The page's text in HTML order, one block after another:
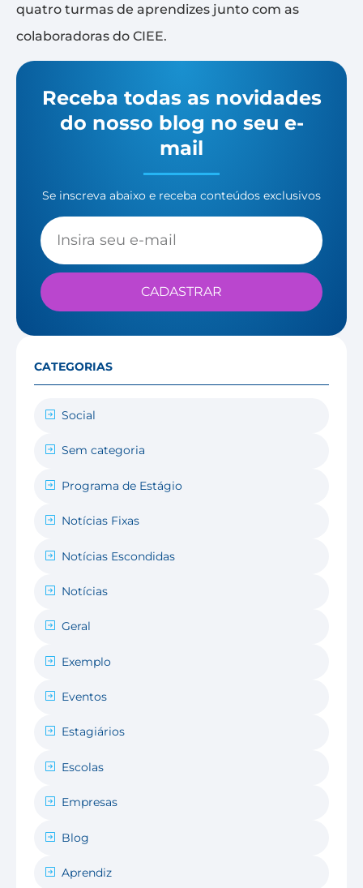
quatro turmas de aprendizes junto com as
colaboradoras do CIEE.
Receba todas as novidades
do nosso blog no seu e-
mail
Se inscreva abaixo e receba conteúdos exclusivos
CADASTRAR
CATEGORIAS
Social
Sem categoria
Programa de Estágio
Notícias Fixas
Notícias Escondidas
Notícias
Geral
Exemplo
Eventos
Estagiários
Escolas
Empresas
Blog
Aprendiz